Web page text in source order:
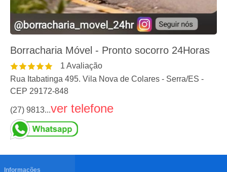
Borracharia Móvel - Pronto socorro 24Horas
1 Avaliação
Rua Itabatinga 495. Vila Nova de Colares - Serra/ES -
CEP 29172-848
(27) 9813...ver telefone
Informações